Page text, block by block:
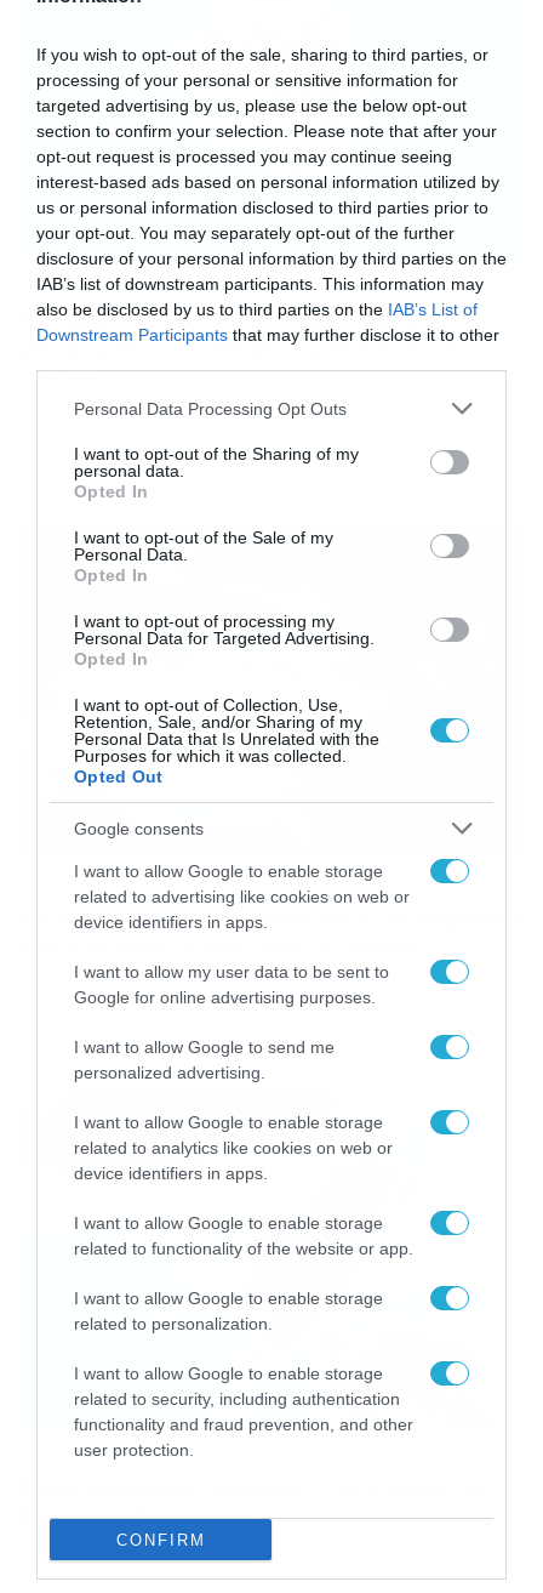
If you wish to opt-out of the sale, sharing to third parties, or
processing of your personal or sensitive information for
targeted advertising by us, please use the below opt-out
section to confirm your selection. Please note that after your
opt-out request is processed you may continue seeing
interest-based ads based on personal information utilized by
us or personal information disclosed to third parties prior to
your opt-out. You may separately opt-out of the further
disclosure of your personal information by third parties on the
IAB’s list of downstream participants. This information may
also be disclosed by us to third parties on the IAB’s List of
Downstream Participants that may further disclose it to other
Please note that this website/app uses one or more Google
not limited to your visit or usage behaviour. You may click to
grant or deny consent to Google and its third-party tags to
use your data for below specified purposes in below Google
consent section.
Personal Data Processing Opt Outs
I want to opt-out of the Sharing of my
personal data.
Opted In
I want to opt-out of the Sale of my
Personal Data.
Opted In
I want to opt-out of processing my
Personal Data for Targeted Advertising.
Opted In
I want to opt-out of Collection, Use,
Retention, Sale, and/or Sharing of my
Personal Data that Is Unrelated with the
Purposes for which it was collected.
Opted Out
Google consents
I want to allow Google to enable storage
related to advertising like cookies on web or
device identifiers in apps.
I want to allow my user data to be sent to
Google for online advertising purposes.
I want to allow Google to send me
personalized advertising.
I want to allow Google to enable storage
related to analytics like cookies on web or
device identifiers in apps.
I want to allow Google to enable storage
related to functionality of the website or app.
I want to allow Google to enable storage
related to personalization.
I want to allow Google to enable storage
related to security, including authentication
functionality and fraud prevention, and other
user protection.
CONFIRM
25/06/2020 08:02
Έκανε βουτιά στην θάλασσα – Δεν
μπορούσε να πιστέψει αυτό που είδε
(video)
Η… παράξενη συντροφιά. Ιδιαίτερη… τροπή πήρε μία
να… εξερευνήσει τον βυθό. Ωστόσο, έπειτα από λίγο,
είδε κάτι που δεν μπορούσε να πιστέψει και το
στις αρχές του Μαρτίου του 2020, λίγες μέρες πριν
ξεσπάσει η μεγάλη πανδημία του κορονοϊού, […]
16/06/2020 17:37
Έκανε βουτιά σε ωκεανό και είδε μπροστά
Απίστευτη ανακάλυψη από δύτη. Μπροστά σ’ ένα
τρομερό θέαμα βρέθηκε ένας δύτης, όταν έκανε
εξερεύνηση στον βυθό της παραλίας Shark’s Cove στην
Χαβάη, πριν από μερικές μέρες. Ο δύτης παρατήρησε
μία φυσαλίδα να βγαίνει από μία υποθαλάσσια σπηλιά
και μόλις μπήκε μέσα, είδε κάτι μοναδικό. Κλείστε τη
διαμονή σας για τις καλοκαιρινές σας διακοπές με […]
05/06/2020 20:12
ζωής του όταν… (video)
Μην σου τύχει… Το ψαροτούφεκο για πολλούς είναι
χόμπι, όμως είναι κάτι επικίνδυνο καθώς πρέπει να